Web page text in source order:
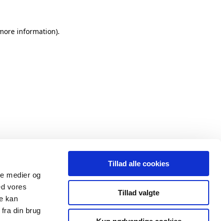
medier og
vores
kan
din brug
Tillad alle cookies
Tillad valgte
information).